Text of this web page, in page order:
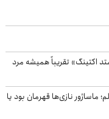
اکتینگ» تقریباً همیشه مرد
ماساژور نازی‌ها قهرمان بود یا